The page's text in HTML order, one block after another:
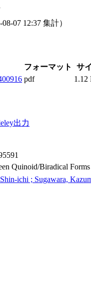
08-07 12:37 集計）
フォーマット サ
pdf 1.12
出力
Quinoid/Biradical
ichi ; Sugawara,